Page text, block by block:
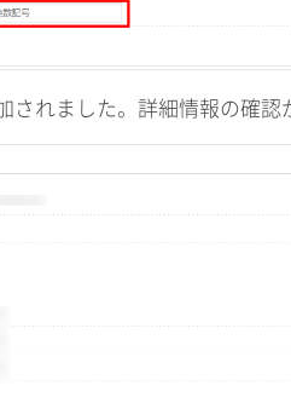
されました。詳細情報の確認